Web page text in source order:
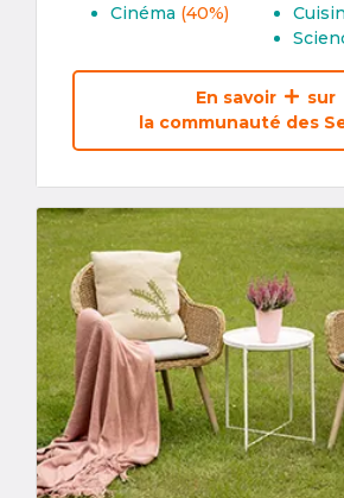
Cinéma (40%)
En savoir
sur
la communauté des